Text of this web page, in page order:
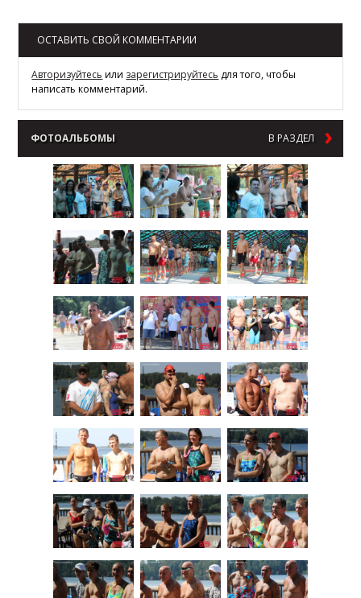
ОСТАВИТЬ СВОЙ КОММЕНТАРИИ
Авторизуйтесь или зарегистрируйтесь для того, чтобы
написать комментарий.
ФОТОАЛЬБОМЫ В РАЗДЕЛ